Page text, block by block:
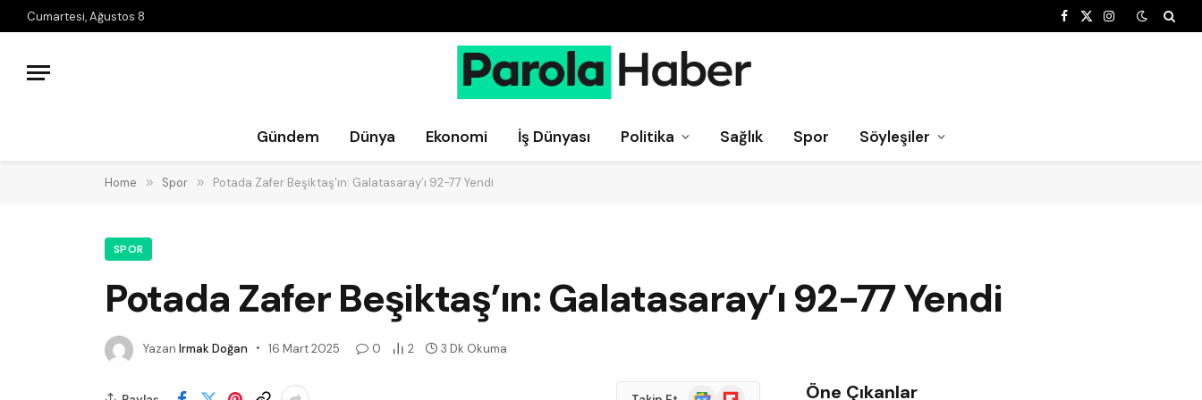
Cumartesi, Ağustos 8 Facebook
X
Instagram
Gündem Dünya Ekonomi İş Dünyası Politika Sağlık Spor Söyleşiler
Home » Spor » Potada Zafer Beşiktaş’ın: Galatasaray’ı 92-77 Yendi
SPOR
Potada Zafer Beşiktaş’ın: Galatasaray’ı 92-77 Yendi
Yazan Irmak Doğan 16 Mart 2025 0 2 3 Dk Okuma
GoogleFlipboard Öne Çıkanlar